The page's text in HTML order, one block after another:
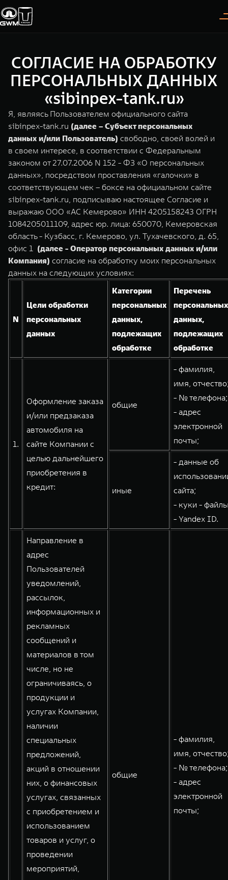
Модели
TANK 300
Следуй за открытиями
от 3 999 000 ₽
TANK 400
За пределы возможного
от 5 599 000 ₽
TANK 500
Веди за собой
TANK 700
Сила признания
от 10 199 000 ₽
Эстетика нового времени
от 5 699 000 ₽
WEY 80
от 6 449 000 ₽ от 8 099 000 ₽
Покупателям
ВЫБОР АВТОМОБИЛЯ
Спецпредложения
Конфигуратор
Тест-драйв
Зарядные станции
ПОКУПКА АВТОМОБИЛЯ
TANK Финансы
Корпоративным клиентам
TANK ФИНАНСЫ
TANK Кредит
TANK Лизинг
Владельцам
ГАРАНТИЯ И ПОДДЕРЖКА
Гарантия
Помощь на дороге
Калькулятор ТО
Нулевое ТО
Сервис
Специальные предложения
Моторные масла
ЦИФРОВЫЕ СЕРВИСЫ TANK
Цифровые сервисы TANK
О дилере
ИНФОРМАЦИЯ
О нас
35 лет GWM
GWM ТЕХ ДЕНЬ
Новости
СОГЛАСИЕ НА ОБРАБОТКУ
ПЕРСОНАЛЬНЫХ ДАННЫХ
«sibinpex-tank.ru»
Я, являясь Пользователем официального сайта
sibinpex-tank.ru (далее – Субъект персональных
данных и/или Пользователь) свободно, своей волей и
в своем интересе, в соответствии с Федеральным
законом от 27.07.2006 N 152 - ФЗ «О персональных
данных», посредством проставления «галочки» в
соответствующем чек – боксе на официальном сайте
sibinpex-tank.ru, подписываю настоящее Согласие и
выражаю ООО «АС Кемерово» ИНН 4205158243 ОГРН
1084205011109, адрес юр. лица: 650070, Кемеровская
область - Кузбасс, г. Кемерово, ул. Тухачевского, д. 65,
офис 1 (далее - Оператор персональных данных и/или
Компания) согласие на обработку моих персональных
данных на следующих условиях:
N
Цели обработки
персональных
данных
Категории
персональных
данных,
подлежащих
обработке
Перечень
персональных
данных,
подлежащих
обработке
1.
Оформление заказа
и/или предзаказа
автомобиля на
сайте Компании с
целью дальнейшего
приобретения в
кредит:
общие
- фамилия,
имя,
- № телефона;
- адрес
электронной
почты;
иные
- данные об
сайта;
- куки -
- Yandex ID.
Направление в
адрес
Пользователей
уведомлений,
рассылок,
информационных и
рекламных
сообщений и
материалов в том
числе, но не
ограничиваясь, о
продукции и
услугах Компании,
наличии
специальных
предложений,
акций в отношении
них, о финансовых
услугах, связанных
с приобретением и
использованием
товаров и услуг, о
проведении
мероприятий,
общие
- фамилия,
имя,
- № телефона;
- адрес
электронной
почты;